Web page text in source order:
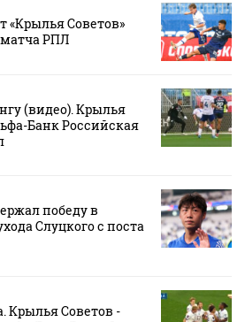
«Крылья Советов»
РПЛ
(видео). Крылья
Банк Российская
победу в
Слуцкого с поста
Крылья Советов -